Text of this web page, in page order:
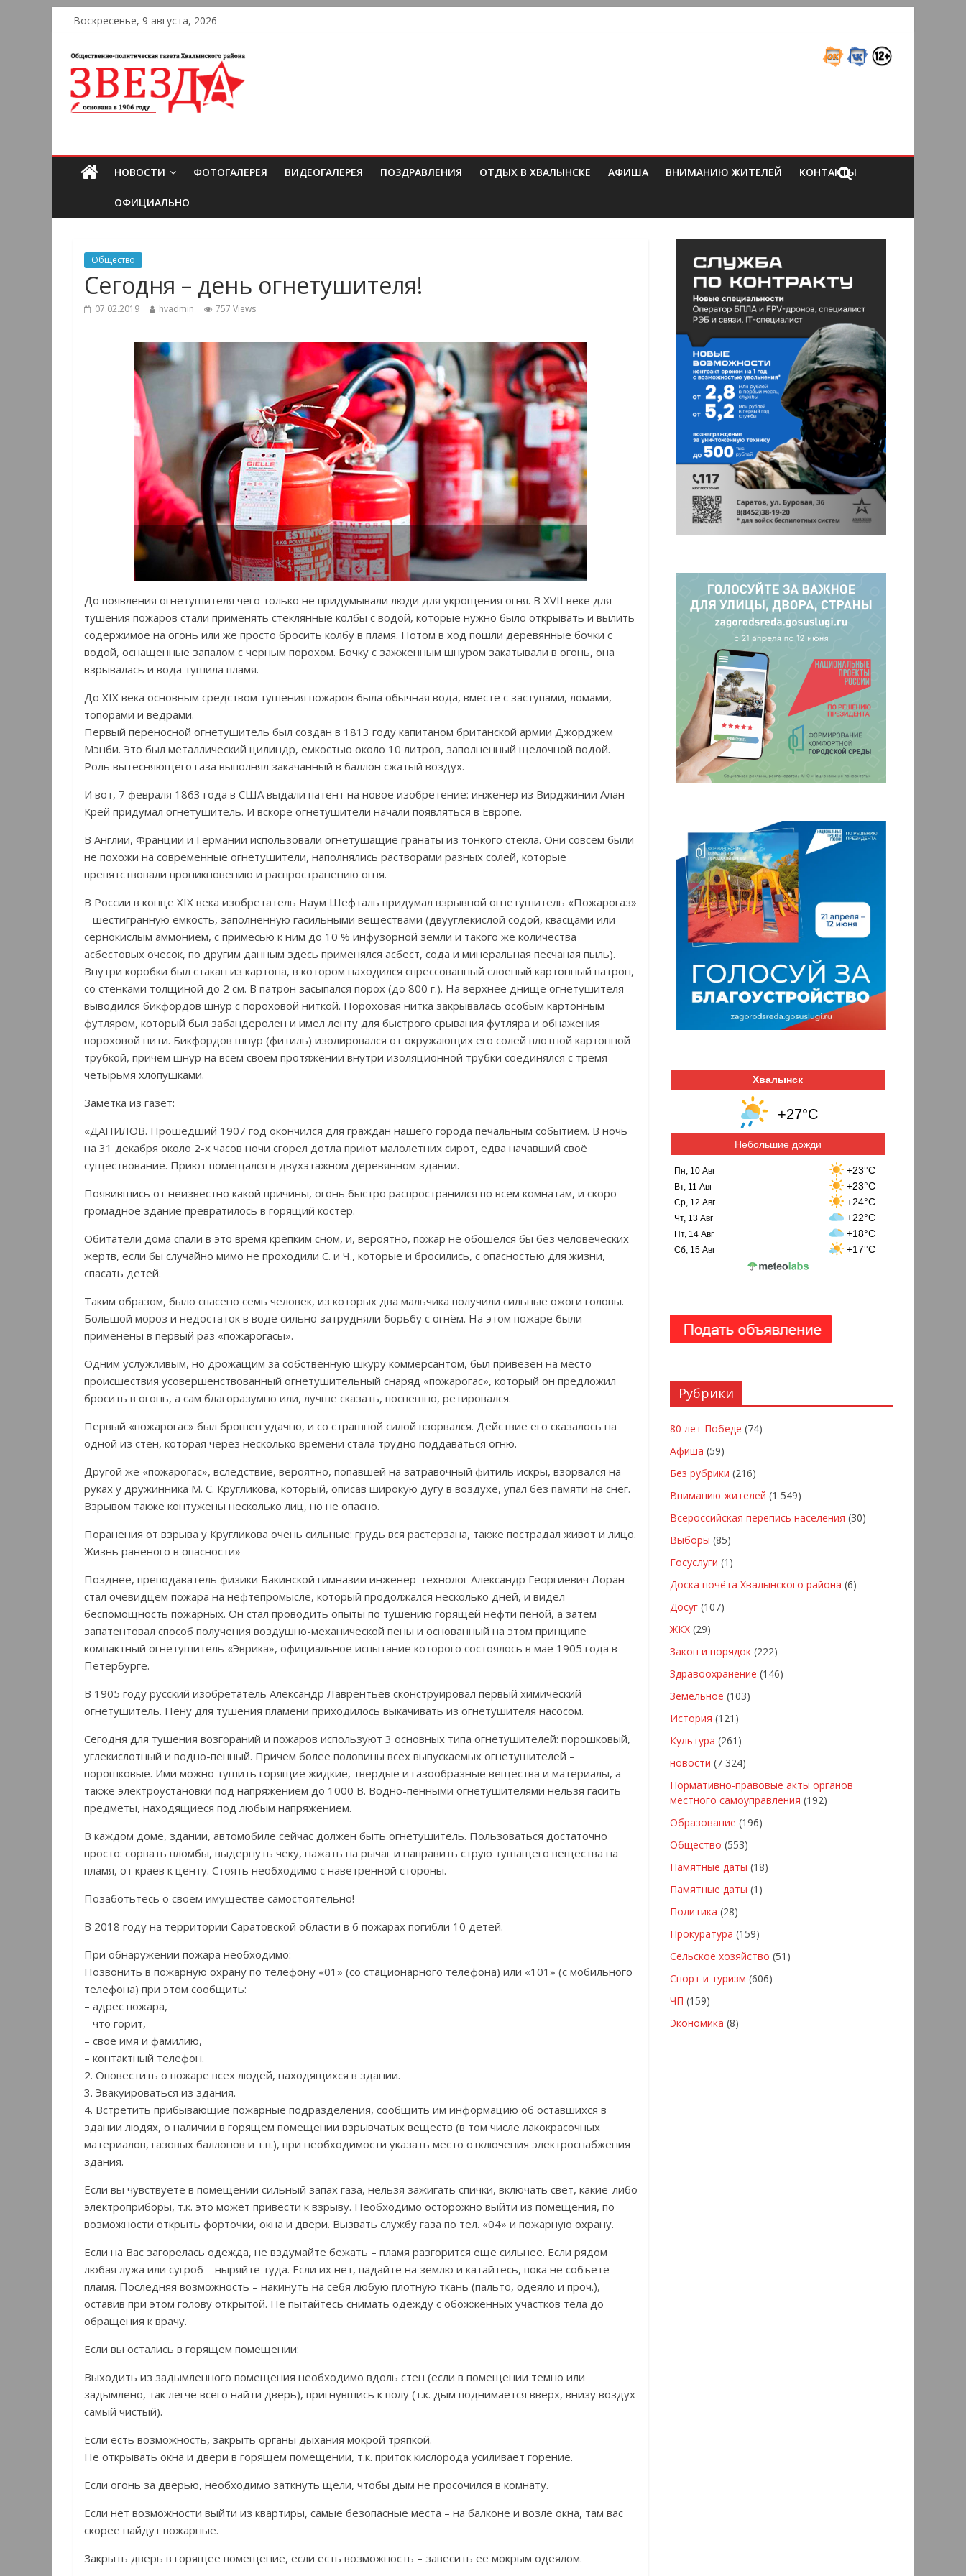
Воскресенье, 9 августа, 2026
НОВОСТИ ФОТОГАЛЕРЕЯ ВИДЕОГАЛЕРЕЯ ПОЗДРАВЛЕНИЯ ОТДЫХ В ХВАЛЫНСКЕ АФИША ВНИМАНИЮ ЖИТЕЛЕЙ КОНТАКТЫ
ОФИЦИАЛЬНО
Общество
Сегодня – день огнетушителя!
07.02.2019 hvadmin 757 Views
До появления огнетушителя чего только не придумывали люди для укрощения огня. В XVII веке для
тушения пожаров стали применять стеклянные колбы с водой, которые нужно было открывать и вылить
содержимое на огонь или же просто бросить колбу в пламя. Потом в ход пошли деревянные бочки с
водой, оснащенные запалом с черным порохом. Бочку с зажженным шнуром закатывали в огонь, она
взрывалась и вода тушила пламя.
До XIX века основным средством тушения пожаров была обычная вода, вместе с заступами, ломами,
топорами и ведрами.
Первый переносной огнетушитель был создан в 1813 году капитаном британской армии Джорджем
Мэнби. Это был металлический цилиндр, емкостью около 10 литров, заполненный щелочной водой.
Роль вытесняющего газа выполнял закачанный в баллон сжатый воздух.
И вот, 7 февраля 1863 года в США выдали патент на новое изобретение: инженер из Вирджинии Алан
Крей придумал огнетушитель. И вскоре огнетушители начали появляться в Европе.
В Англии, Франции и Германии использовали огнетушащие гранаты из тонкого стекла. Они совсем были
не похожи на современные огнетушители, наполнялись растворами разных солей, которые
препятствовали проникновению и распространению огня.
В России в конце XIX века изобретатель Наум Шефталь придумал взрывной огнетушитель «Пожарогаз»
– шестигранную емкость, заполненную гасильными веществами (двууглекислой содой, квасцами или
сернокислым аммонием, с примесью к ним до 10 % инфузорной земли и такого же количества
асбестовых очесок, по другим данным здесь применялся асбест, сода и минеральная песчаная пыль).
Внутри коробки был стакан из картона, в котором находился спрессованный слоеный картонный патрон,
со стенками толщиной до 2 см. В патрон засыпался порох (до 800 г.). На верхнее днище огнетушителя
выводился бикфордов шнур с пороховой ниткой. Пороховая нитка закрывалась особым картонным
футляром, который был забандеролен и имел ленту для быстрого срывания футляра и обнажения
пороховой нити. Бикфордов шнур (фитиль) изолировался от окружающих его солей плотной картонной
трубкой, причем шнур на всем своем протяжении внутри изоляционной трубки соединялся с тремя-
четырьмя хлопушками.
Заметка из газет:
«ДАНИЛОВ. Прошедший 1907 год окончился для граждан нашего города печальным событием. В ночь
на 31 декабря около 2-х часов ночи сгорел дотла приют малолетних сирот, едва начавший своё
существование. Приют помещался в двухэтажном деревянном здании.
Появившись от неизвестно какой причины, огонь быстро распространился по всем комнатам, и скоро
громадное здание превратилось в горящий костёр.
Обитатели дома спали в это время крепким сном, и, вероятно, пожар не обошелся бы без человеческих
жертв, если бы случайно мимо не проходили С. и Ч., которые и бросились, с опасностью для жизни,
спасать детей.
Таким образом, было спасено семь человек, из которых два мальчика получили сильные ожоги головы.
Большой мороз и недостаток в воде сильно затрудняли борьбу с огнём. На этом пожаре были
применены в первый раз «пожарогасы».
Одним услужливым, но дрожащим за собственную шкуру коммерсантом, был привезён на место
происшествия усовершенствованный огнетушительный снаряд «пожарогас», который он предложил
бросить в огонь, а сам благоразумно или, лучше сказать, поспешно, ретировался.
Первый «пожарогас» был брошен удачно, и со страшной силой взорвался. Действие его сказалось на
одной из стен, которая через несколько времени стала трудно поддаваться огню.
Другой же «пожарогас», вследствие, вероятно, попавшей на затравочный фитиль искры, взорвался на
руках у дружинника М. С. Кругликова, который, описав широкую дугу в воздухе, упал без памяти на снег.
Взрывом также контужены несколько лиц, но не опасно.
Поранения от взрыва у Кругликова очень сильные: грудь вся растерзана, также пострадал живот и лицо.
Жизнь раненого в опасности»
Позднее, преподаватель физики Бакинской гимназии инженер-технолог Александр Георгиевич Лоран
стал очевидцем пожара на нефтепромысле, который продолжался несколько дней, и видел
беспомощность пожарных. Он стал проводить опыты по тушению горящей нефти пеной, а затем
запатентовал способ получения воздушно-механической пены и основанный на этом принципе
компактный огнетушитель «Эврика», официальное испытание которого состоялось в мае 1905 года в
Петербурге.
В 1905 году русский изобретатель Александр Лаврентьев сконструировал первый химический
огнетушитель. Пену для тушения пламени приходилось выкачивать из огнетушителя насосом.
Сегодня для тушения возгораний и пожаров используют 3 основных типа огнетушителей: порошковый,
углекислотный и водно-пенный. Причем более половины всех выпускаемых огнетушителей –
порошковые. Ими можно тушить горящие жидкие, твердые и газообразные вещества и материалы, а
также электроустановки под напряжением до 1000 В. Водно-пенными огнетушителями нельзя гасить
предметы, находящиеся под любым напряжением.
В каждом доме, здании, автомобиле сейчас должен быть огнетушитель. Пользоваться достаточно
просто: сорвать пломбы, выдернуть чеку, нажать на рычаг и направить струю тушащего вещества на
пламя, от краев к центу. Стоять необходимо с наветренной стороны.
Позаботьтесь о своем имуществе самостоятельно!
В 2018 году на территории Саратовской области в 6 пожарах погибли 10 детей.
При обнаружении пожара необходимо:
Позвонить в пожарную охрану по телефону «01» (со стационарного телефона) или «101» (с мобильного
телефона) при этом сообщить:
– адрес пожара,
– что горит,
– свое имя и фамилию,
– контактный телефон.
2. Оповестить о пожаре всех людей, находящихся в здании.
3. Эвакуироваться из здания.
4. Встретить прибывающие пожарные подразделения, сообщить им информацию об оставшихся в
здании людях, о наличии в горящем помещении взрывчатых веществ (в том числе лакокрасочных
материалов, газовых баллонов и т.п.), при необходимости указать место отключения электроснабжения
здания.
Если вы чувствуете в помещении сильный запах газа, нельзя зажигать спички, включать свет, какие-либо
электроприборы, т.к. это может привести к взрыву. Необходимо осторожно выйти из помещения, по
возможности открыть форточки, окна и двери. Вызвать службу газа по тел. «04» и пожарную охрану.
Если на Вас загорелась одежда, не вздумайте бежать – пламя разгорится еще сильнее. Если рядом
любая лужа или сугроб – ныряйте туда. Если их нет, падайте на землю и катайтесь, пока не собъете
пламя. Последняя возможность – накинуть на себя любую плотную ткань (пальто, одеяло и проч.),
оставив при этом голову открытой. Не пытайтесь снимать одежду с обожженных участков тела до
обращения к врачу.
Если вы остались в горящем помещении:
Выходить из задымленного помещения необходимо вдоль стен (если в помещении темно или
задымлено, так легче всего найти дверь), пригнувшись к полу (т.к. дым поднимается вверх, внизу воздух
самый чистый).
Если есть возможность, закрыть органы дыхания мокрой тряпкой.
Не открывать окна и двери в горящем помещении, т.к. приток кислорода усиливает горение.
Если огонь за дверью, необходимо заткнуть щели, чтобы дым не просочился в комнату.
Если нет возможности выйти из квартиры, самые безопасные места – на балконе и возле окна, там вас
скорее найдут пожарные.
Закрыть дверь в горящее помещение, если есть возможность – завесить ее мокрым одеялом.
Хвалынск
+27°C
Небольшие дожди
Пн, 10 Авг +23°C
Вт, 11 Авг +23°C
Ср, 12 Авг +24°C
Чт, 13 Авг +22°C
Пт, 14 Авг +18°C
Сб, 15 Авг +17°C
Рубрики
80 лет Победе (74)
Афиша (59)
Без рубрики (216)
Вниманию жителей (1 549)
Всероссийская перепись населения (30)
Выборы (85)
Госуслуги (1)
Доска почёта Хвалынского района (6)
Досуг (107)
ЖКХ (29)
Закон и порядок (222)
Здравоохранение (146)
Земельное (103)
История (121)
Культура (261)
новости (7 324)
Нормативно-правовые акты органов
местного самоуправления (192)
Образование (196)
Общество (553)
Памятные даты (18)
Памятные даты (1)
Политика (28)
Прокуратура (159)
Сельское хозяйство (51)
Спорт и туризм (606)
ЧП (159)
Экономика (8)